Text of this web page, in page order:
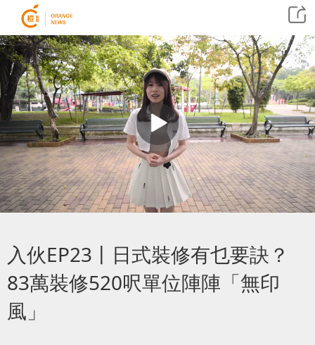
入伙EP23丨日式裝修有乜要訣？
83萬裝修520呎單位陣陣「無印
風」